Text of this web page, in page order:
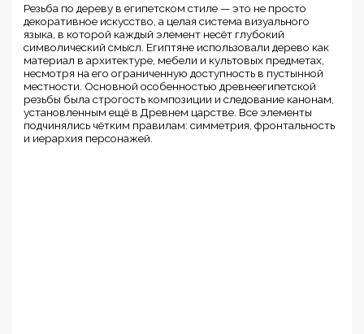
Резьба по дереву в египетском стиле — это не просто
декоративное искусство, а целая система визуального
языка, в которой каждый элемент несёт глубокий
символический смысл. Египтяне использовали дерево как
материал в архитектуре, мебели и культовых предметах,
несмотря на его ограниченную доступность в пустынной
местности. Основной особенностью древнеегипетской
резьбы была строгость композиции и следование канонам,
установленным ещё в Древнем царстве. Все элементы
подчинялись чётким правилам: симметрия, фронтальность
и иерархия персонажей.